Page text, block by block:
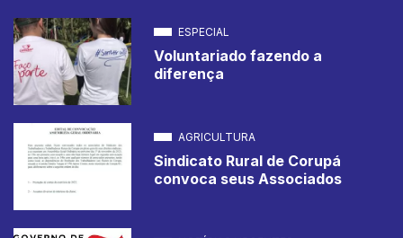
ESPECIAL
Voluntariado fazendo a
diferença
AGRICULTURA
Sindicato Rural de Corupá
convoca seus Associados